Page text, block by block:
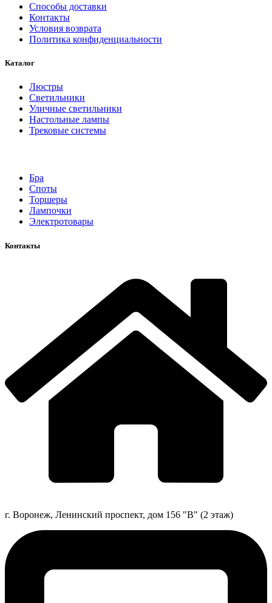
Способы доставки
Контакты
Условия возврата
Политика конфиденциальности
Каталог
Люстры
Светильники
Уличные светильники
Настольные лампы
Трековые системы
Бра
Споты
Торшеры
Лампочки
Электротовары
Контакты
г. Воронеж, Ленинский проспект, дом 156 "В" (2 этаж)